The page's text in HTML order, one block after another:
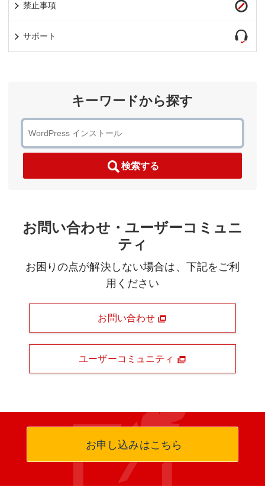
禁止事項
サポート
キーワードから探す
検索する
お問い合わせ・ユーザーコミュニ
ティ
お困りの点が解決しない場合は、下記をご利
用ください
お問い合わせ
ユーザーコミュニティ
お申し込みはこちら